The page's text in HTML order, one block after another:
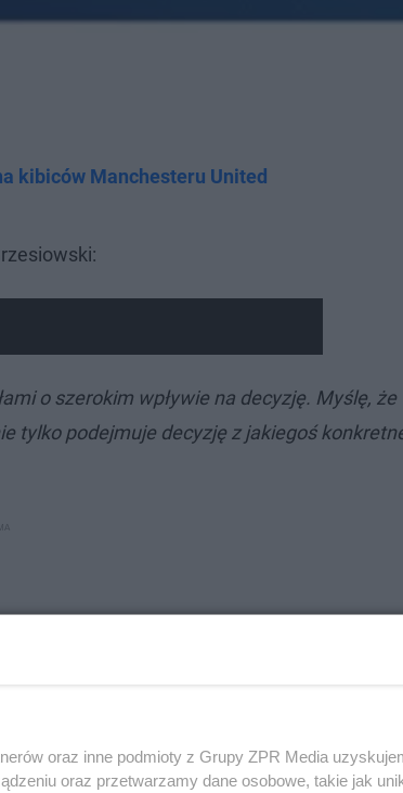
kibiców Manchesteru United
o szerokim wpływie na decyzję. Myślę,
tylko podejmuje decyzję z jakiegoś
oraz inne podmioty z Grupy ZPR Media
oraz przetwarzamy dane osobowe, takie jak